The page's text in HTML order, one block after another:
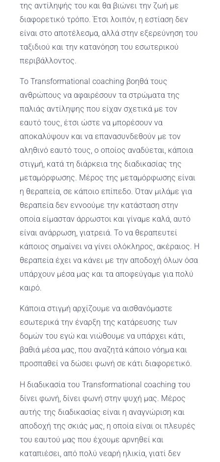
της αντίληψής του και θα βιώνει την ζωή με
διαφορετικό τρόπο. Έτσι λοιπόν, η εστίαση δεν
είναι στο αποτέλεσμα, αλλά στην εξερεύνηση του
ταξιδιού και την κατανόηση του εσωτερικού
περιβάλλοντος.
Το Transformational coaching βοηθά τους
ανθρώπους να αφαιρέσουν τα στρώματα της
παλιάς αντίληψης που είχαν σχετικά με τον
εαυτό τους, έτσι ώστε να μπορέσουν να
αποκαλύψουν και να επανασυνδεθούν με τον
αληθινό εαυτό τους, ο οποίος αναδύεται, κάποια
στιγμή, κατά τη διάρκεια της διαδικασίας της
μεταμόρφωσης. Μέρος της μεταμόρφωσης είναι
η θεραπεία, σε κάποιο επίπεδο. Όταν μιλάμε για
θεραπεία δεν εννοούμε την κατάσταση στην
οποία είμασταν άρρωστοι και γίναμε καλά, αυτό
είναι ανάρρωση, γιατρειά. Το να θεραπευτεί
κάποιος σημαίνει να γίνει ολόκληρος, ακέραιος. Η
θεραπεία έχει να κάνει με την αποδοχή όλων όσα
υπάρχουν μέσα μας και τα αποφεύγαμε για πολύ
καιρό.
Κάποια στιγμή αρχίζουμε να αισθανόμαστε
εσωτερικά την έναρξη της κατάρευσης των
δομών του εγώ και νιώθουμε να υπάρχει κάτι,
βαθιά μέσα μας, που αναζητά κάποιο νόημα και
προσπαθεί να δώσει φωνή σε κάτι διαφορετικό.
Η διαδικασία του Transformational coaching του
δίνει φωνή, δίνει φωνή στην ψυχή μας. Μέρος
αυτής της διαδικασίας είναι η αναγνώριση και
αποδοχή της σκιάς μας, η οποία είναι οι πλευρές
του εαυτού μας που έχουμε αρνηθεί και
καταπιέσει, από πολύ νεαρή ηλικία, γιατί δεν